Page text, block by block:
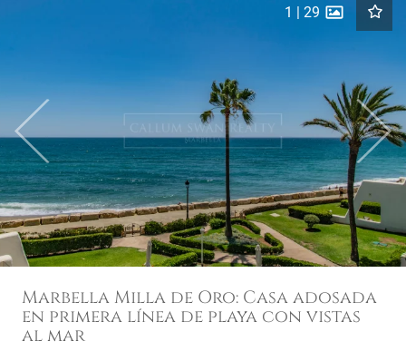
Previous Next
1 | 29
Marbella Milla de Oro: Casa adosada
en primera línea de playa con vistas
al mar